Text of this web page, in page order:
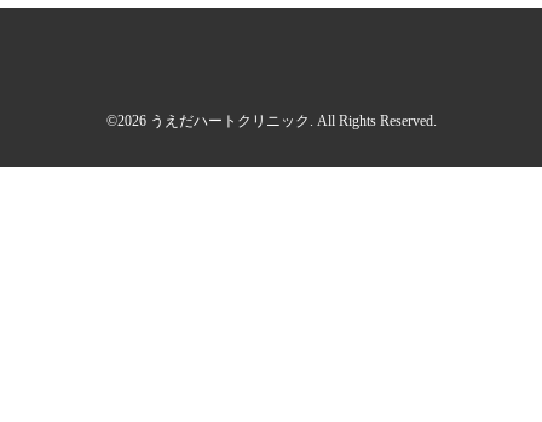
©2026 うえだハートクリニック . All Rights Reserved.